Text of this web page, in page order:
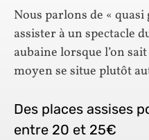
Nous parlons de «
assister à un spectacle
aubaine lorsque l’on
moyen se situe plutôt
Des places assises
entre 20 et 25€